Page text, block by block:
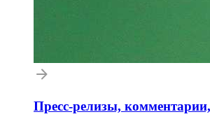
Пресс-релизы,